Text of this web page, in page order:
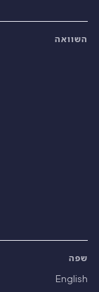
השוואה
שפה
English